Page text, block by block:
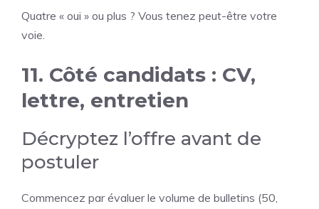
Quatre « oui » ou plus ? Vous tenez peut-être votre
voie.
11. Côté candidats : CV,
lettre, entretien
Décryptez l’offre avant de
postuler
Commencez par évaluer le volume de bulletins (50,